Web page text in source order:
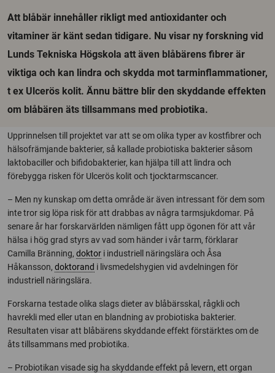
Att blåbär innehåller rikligt med antioxidanter och
vitaminer är känt sedan tidigare. Nu visar ny forskning vid
Lunds Tekniska Högskola att även blåbärens fibrer är
viktiga och kan lindra och skydda mot tarminflammationer,
t ex Ulcerös kolit. Ännu bättre blir den skyddande effekten
om blåbären äts tillsammans med probiotika.
Upprinnelsen till projektet var att se om olika typer av kostfibrer och
hälsofrämjande bakterier, så kallade probiotiska bakterier såsom
laktobaciller och bifidobakterier, kan hjälpa till att lindra och
förebygga risken för Ulcerös kolit och tjocktarmscancer.
– Men ny kunskap om detta område är även intressant för dem som
inte tror sig löpa risk för att drabbas av några tarmsjukdomar. På
senare år har forskarvärlden nämligen fått upp ögonen för att vår
hälsa i hög grad styrs av vad som händer i vår tarm, förklarar
Camilla Bränning, doktor i industriell näringslära och Åsa
Håkansson, doktorand i livsmedelshygien vid avdelningen för
industriell näringslära.
Forskarna testade olika slags dieter av blåbärsskal, rågkli och
havrekli med eller utan en blandning av probiotiska bakterier.
Resultaten visar att blåbärens skyddande effekt förstärktes om de
åts tillsammans med probiotika.
– Probiotikan visade sig ha skyddande effekt på levern, ett organ